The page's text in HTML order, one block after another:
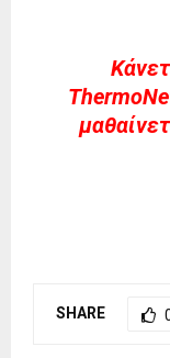
SHARE